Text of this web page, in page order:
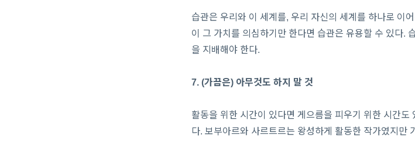
습관은 우리와 이 세계를, 우리 자신의 세계를 하나로 이
이 그 가치를 의심하기만 한다면 습관은 유용할 수 있다.
을 지배해야 한다.
7. (가끔은) 아무것도 하지 말 것
활동을 위한 시간이 있다면 게으름을 피우기 위한 시간
다. 보부아르와 사르트르는 왕성하게 활동한 작가였지만